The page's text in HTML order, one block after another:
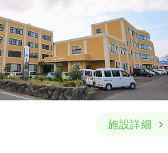
施設詳細